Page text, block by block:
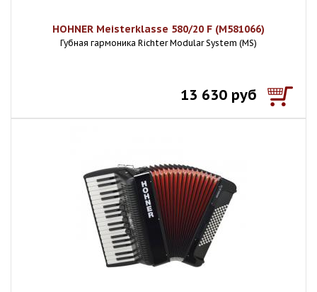
HOHNER Meisterklasse 580/20 F (M581066)
Губная гармоника Richter Modular System (MS)
13 630 руб